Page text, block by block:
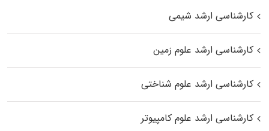
کارشناسی ارشد شیمی
کارشناسی ارشد علوم زمین
کارشناسی ارشد علوم شناختی
کارشناسی ارشد علوم کامپیوتر